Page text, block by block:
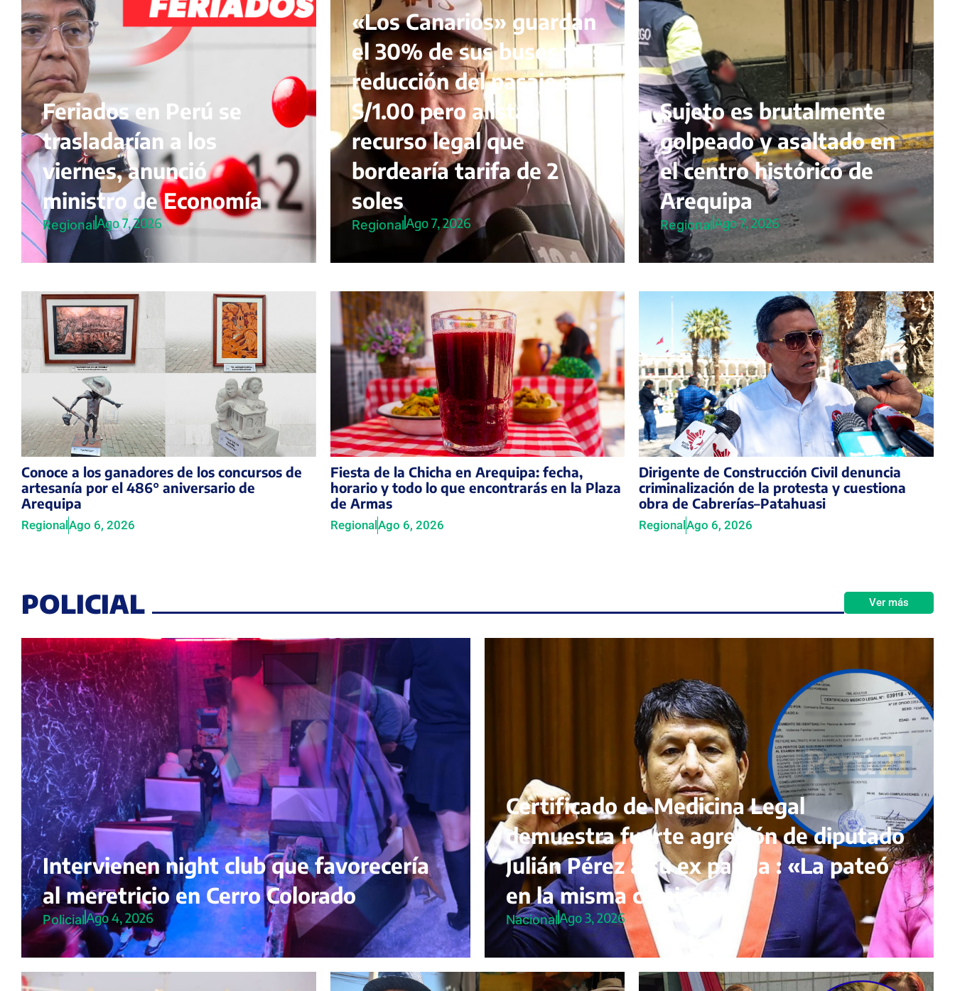
Feriados en Perú se
trasladarían a los
viernes, anunció
ministro de Economía
RegionalAgo 7, 2026
«Los Canarios» guardan
el 30% de sus buses tras
reducción del pasaje a
S/1.00 pero alistan
recurso legal que
bordearía tarifa de 2
soles
RegionalAgo 7, 2026
Sujeto es brutalmente
golpeado y asaltado en
el centro histórico de
Arequipa
RegionalAgo 7, 2026
Conoce a los ganadores de los concursos de
artesanía por el 486° aniversario de
Arequipa
Regional Ago 6, 2026
Fiesta de la Chicha en Arequipa: fecha,
horario y todo lo que encontrarás en la Plaza
de Armas
Regional Ago 6, 2026
Dirigente de Construcción Civil denuncia
criminalización de la protesta y cuestiona
obra de Cabrerías–Patahuasi
Regional Ago 6, 2026
POLICIAL Ver más
Intervienen night club que favorecería
al meretricio en Cerro Colorado
PolicialAgo 4, 2026
Certificado de Medicina Legal
demuestra fuerte agresión de diputado
Julián Pérez a su ex pareja : «La pateó
en la misma comisaría»
NacionalAgo 3, 2026